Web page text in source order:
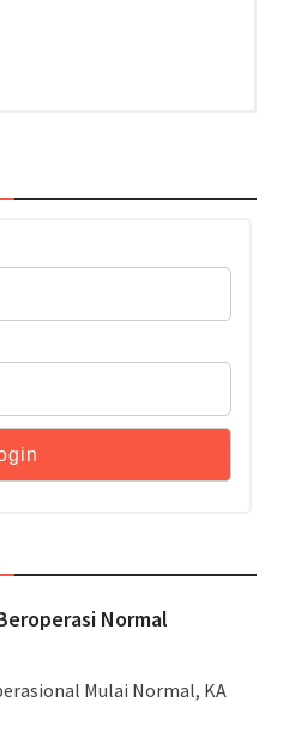
Normal
Mulai Normal, KA